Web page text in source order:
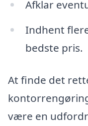
Afklar
Indhent
bedste pris.
At finde det
være en